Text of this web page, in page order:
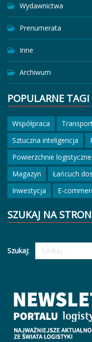
Wydawnictwa
Prenumerata
Inne
Archiwum
POPULARNE TAGI
Współpraca
Sztuczna inteligencja
Powierzchnie logistyczne
Magazyn
Łańcuch
Inwestycja
E-
SZUKAJ NA
Szukaj: